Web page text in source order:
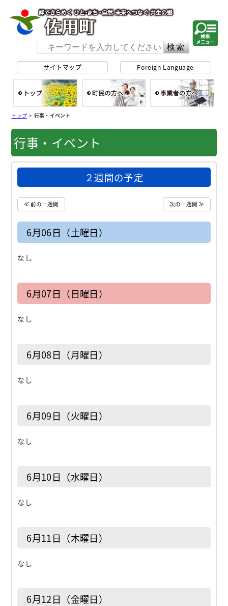
サイトマップ Foreign Language
トップ>行事・イベント
行事・イベント
２週間の予定
≪ 前の一週間 次の一週間 ≫
6月06日（土曜日）
なし
6月07日（日曜日）
なし
6月08日（月曜日）
なし
6月09日（火曜日）
なし
6月10日（水曜日）
なし
6月11日（木曜日）
なし
6月12日（金曜日）